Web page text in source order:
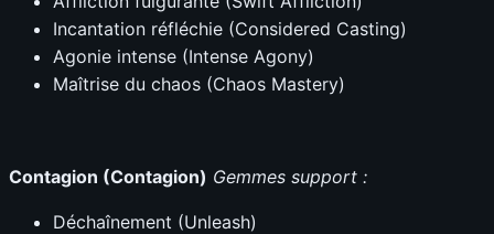
Incantation réfléchie (Considered Casting)
Agonie intense (Intense Agony)
Maîtrise du chaos (Chaos Mastery)
Contagion (Contagion) Gemmes support :
Déchaînement (Unleash)